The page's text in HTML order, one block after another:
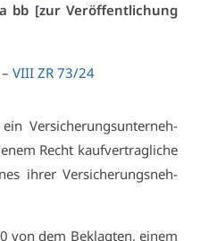
bb [zur Ver­öf­fent­li­chung
VI­II ZR 73/24
Ver­si­che­rungs­un­ter­neh­
Recht kauf­ver­trag­li­che
ih­rer Ver­si­che­rungs­neh­
von dem Be­klag­ten, ei­nem